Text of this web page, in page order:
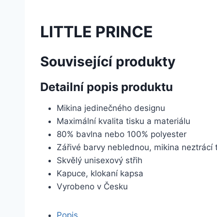
LITTLE PRINCE
Související produkty
Detailní popis produktu
Mikina jedinečného designu
Maximální kvalita tisku a materiálu
80% bavlna nebo 100% polyester
Zářivé barvy neblednou, mikina neztrácí
Skvělý unisexový střih
Kapuce, klokaní kapsa
Vyrobeno v Česku
Popis